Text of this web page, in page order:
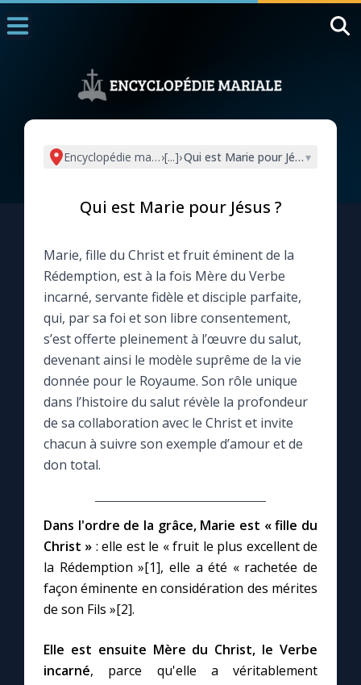
L'actualité de la semaine
La chaîne Youtube
La newsletter
La vidéo de la semaine
Le compte Tiktok
Le magazine
Questions-réponses
Prier au quotidien
L'Évangile chaque jour
Encyclopédie mariale
›[...]›Qui est Marie pour Jésus ?
▾
Qui est Marie pour Jésus ?
Marie, fille du Christ et fruit éminent de la
Rédemption, est à la fois Mère du Verbe
incarné, servante fidèle et disciple parfaite,
qui, par sa foi et son libre consentement,
s’est offerte pleinement à l’œuvre du salut,
devenant ainsi le modèle suprême de la vie
donnée pour le Royaume. Son rôle unique
dans l’histoire du salut révèle la profondeur
de sa collaboration avec le Christ et invite
chacun à suivre son exemple d’amour et de
don total.
Dans l'ordre de la grâce, Marie est « fille du
Christ » : elle est le « fruit le plus excellent de
la Rédemption »[1], elle a été « rachetée de
façon éminente en considération des mérites
de son Fils »[2].
Elle est ensuite Mère du Christ, le Verbe
incarné, parce qu'elle a véritablement